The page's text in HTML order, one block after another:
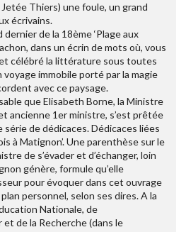
Thiers) une foule, un grand
écrivains.
de la 18ème ‘Plage aux
dans un écrin de mots où, vous
célébré la littérature sous toutes
voyage immobile porté par la magie
avec ce paysage.
que Elisabeth Borne, la Ministre
ancienne 1er ministre, s’est prêtée
de dédicaces. Dédicaces liées
à Matignon’. Une parenthèse sur le
de s’évader et d’échanger, loin
génère, formule qu’elle
pour évoquer dans cet ouvrage
personnel, selon ses dires. A la
Nationale, de
de la Recherche (dans le